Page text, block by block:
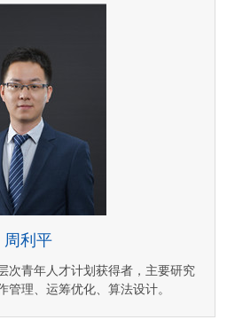
周利平
次青年人才计划获得者，主要研究
管理、运筹优化、算法设计。